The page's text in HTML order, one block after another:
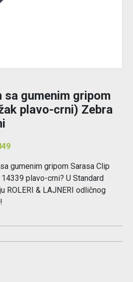
sa gumenim gripom
plavo-crni) Zebra
gumenim gripom Sarasa Clip
plavo-crni? U Standard
ROLERI & LAJNERI odličnog